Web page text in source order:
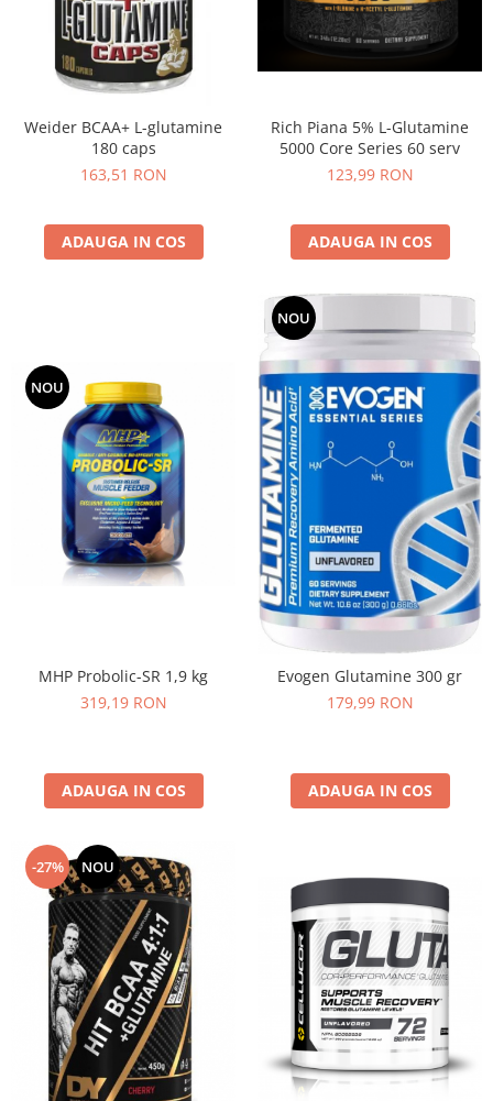
Vitamine bărbați / femei
Îngrijire personală
Insulated
JNX Sports
Kaged
MEX
Muscle Meds
Muscletech
Mutant
NOW Foods
Nutrend
Nutrex
Olimp Sport Nutrition
Optimum Nutrition
PerfectShaker
PeScience
Puritan`s Pride
Raw Nutrition
Revoflex
Rich Piana 5% Nutrition
Scitec
Scivation
Skill Nutrition
Smart Shake
Swanson
Under Armour
Universal
Vitargo
Weider
Weider BCAA+ L-glutamine
180 caps
163,51 RON
ADAUGA IN COS
Rich Piana 5% L-Glutamine
5000 Core Series 60 serv
123,99 RON
ADAUGA IN COS
NOU
MHP Probolic-SR 1,9 kg
319,19 RON
ADAUGA IN COS
NOU
Evogen Glutamine 300 gr
179,99 RON
ADAUGA IN COS
-27% NOU